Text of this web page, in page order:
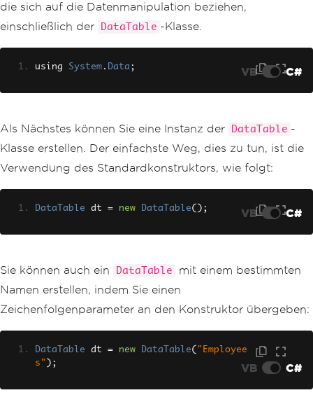
die sich auf die Datenmanipulation beziehen,
einschließlich der
DataTable -Klasse.
using System . Data ; VB C#
Als Nächstes können Sie eine Instanz der DataTable -
Klasse erstellen. Der einfachste Weg, dies zu tun, ist die
Verwendung des Standardkonstruktors, wie folgt:
DataTable dt = new DataTable(); VB C#
Sie können auch ein DataTable
mit einem bestimmten
Namen erstellen, indem Sie einen
Zeichenfolgenparameter an den Konstruktor übergeben:
DataTable dt = new DataTable( "Employee
s" ); VB C#